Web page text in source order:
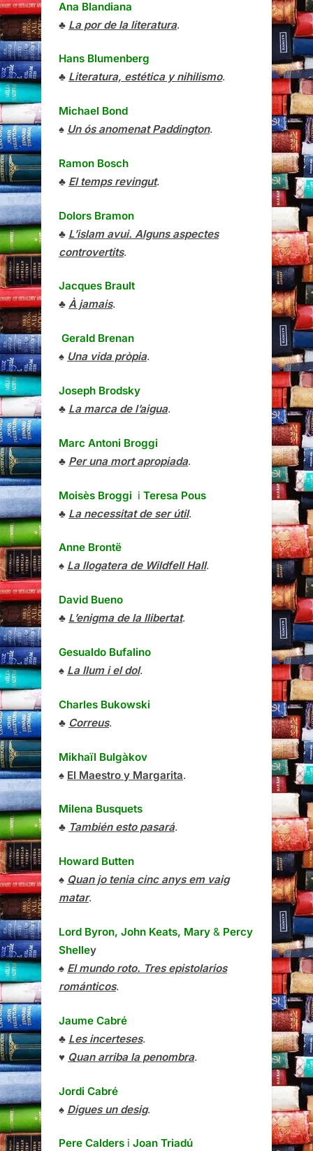
Ana Blandiana
♣ La por de la literatura.
Hans Blumenberg
♣ Literatura, estética y nihilismo.
Michael Bond
♠ Un ós anomenat Paddington.
Ramon Bosch
♣ El temps revingut.
Dolors Bramon
♣ L’islam avui. Alguns aspectes
controvertits.
Jacques Brault
♣ À jamais.
Gerald Brenan
♠ Una vida pròpia.
Joseph Brodsky
♣ La marca de l’aigua.
Marc Antoni Broggi
♣ Per una mort apropiada.
Moisès Broggi i Teresa Pous
♣ La necessitat de ser útil.
Anne Brontë
♠ La llogatera de Wildfell Hall.
David Bueno
♣ L’enigma de la llibertat.
Gesualdo Bufalino
♠ La llum i el dol.
Charles Bukowski
♣ Correus.
Mikhaïl Bulgàkov
♠ El Maestro y Margarita.
Milena Busquets
♣ También esto pasará.
Howard Butten
♠ Quan jo tenia cinc anys em vaig
matar.
Lord Byron, John Keats, Mary & Percy
Shelley
♠ El mundo roto. Tres epistolarios
románticos.
Jaume Cabré
♣ Les incerteses.
♥ Quan arriba la penombra.
Jordi Cabré
♠ Digues un desig.
Pere Calders i Joan Triadú